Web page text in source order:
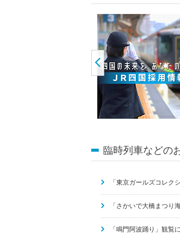
臨時列車などの
「東京ガールズコレク
「さかいで大橋まつり
「鳴門阿波踊り」観覧